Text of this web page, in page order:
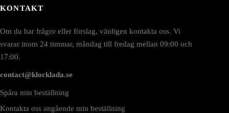
KONTAKT
Om du har frågor eller förslag, vänligen kontakta oss. Vi
svarar inom 24 timmar, måndag till fredag mellan 09:00 och
17:00.
contact@klocklada.se
Spåra min beställning
Kontakta oss angående min beställning